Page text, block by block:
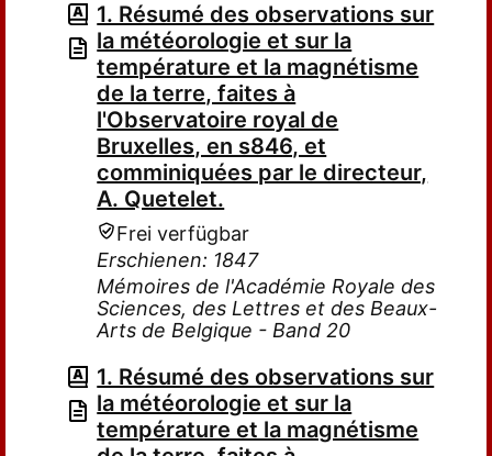
1. Résumé des observations sur
la météorologie et sur la
température et la magnétisme
de la terre, faites à
l'Observatoire royal de
Bruxelles, en s846, et
comminiquées par le directeur,
A. Quetelet.
Frei verfügbar
Erschienen: 1847
Mémoires de l'Académie Royale des
Sciences, des Lettres et des Beaux-
Arts de Belgique - Band 20
1. Résumé des observations sur
la météorologie et sur la
température et la magnétisme